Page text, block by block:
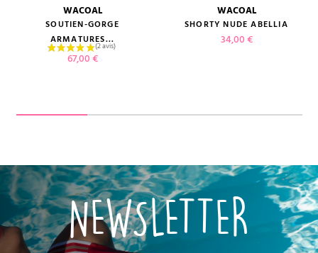
WACOAL
SOUTIEN-GORGE
ARMATURES...
Prix
67,00 €
WACOAL
SHORTY NUDE ABELLIA
Prix
34,00 €
NEWSLETTER